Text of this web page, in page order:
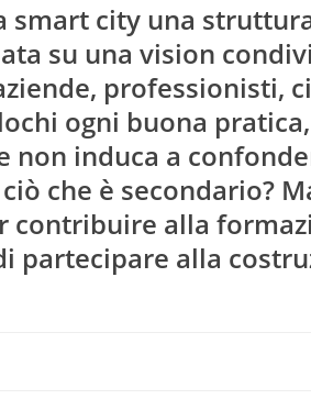
smart city una
su una vision
professionisti,
ogni buona
non induca a
che è secondario?
contribuire alla
partecipare alla